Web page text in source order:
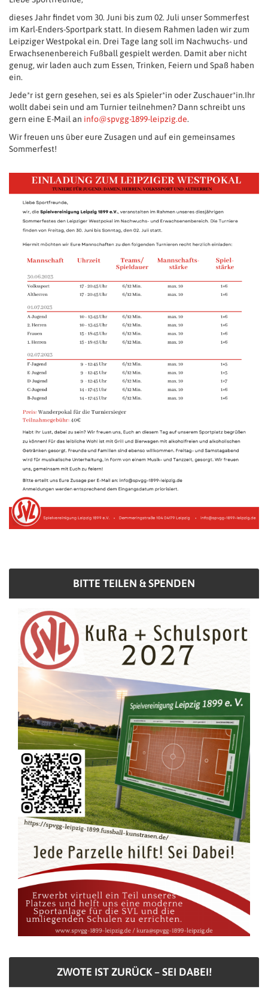
dieses Jahr findet vom 30. Juni bis zum 02. Juli unser Sommerfest
im Karl-Enders-Sportpark statt. In diesem Rahmen laden wir zum
Leipziger Westpokal ein. Drei Tage lang soll im Nachwuchs- und
Erwachsenenbereich Fußball gespielt werden. Damit aber nicht
genug, wir laden auch zum Essen, Trinken, Feiern und Spaß haben
ein.
Jede*r ist gern gesehen, sei es als Spieler*in oder Zuschauer*in.Ihr
wollt dabei sein und am Turnier teilnehmen? Dann schreibt uns
gern eine E-Mail an info@spvgg-1899-leipzig.de.
Wir freuen uns über eure Zusagen und auf ein gemeinsames
Sommerfest!
BITTE TEILEN & SPENDEN
ZWOTE IST ZURÜCK – SEI DABEI!